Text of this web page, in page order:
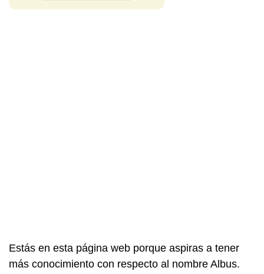
Estás en esta página web porque aspiras a tener
más conocimiento con respecto al nombre Albus.